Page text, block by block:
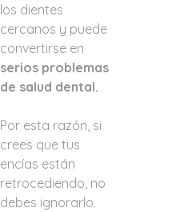
los dientes
cercanos y puede
convertirse en
serios problemas
de salud dental.
Por esta razón, si
crees que tus
encías están
retrocediendo, no
debes ignorarlo.